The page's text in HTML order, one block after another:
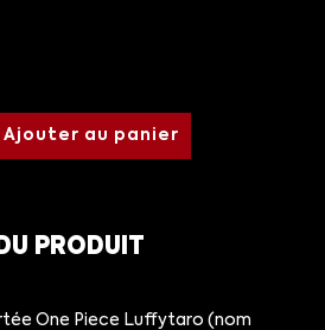
Ajouter au panier
PRODUIT
One Piece Luffytaro (nom